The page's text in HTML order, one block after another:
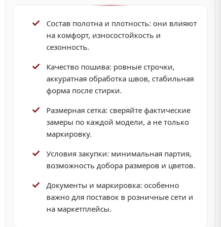
Состав полотна и плотность: они влияют
на комфорт, износостойкость и
сезонность.
Качество пошива: ровные строчки,
аккуратная обработка швов, стабильная
форма после стирки.
Размерная сетка: сверяйте фактические
замеры по каждой модели, а не только
маркировку.
Условия закупки: минимальная партия,
возможность добора размеров и цветов.
Документы и маркировка: особенно
важно для поставок в розничные сети и
на маркетплейсы.